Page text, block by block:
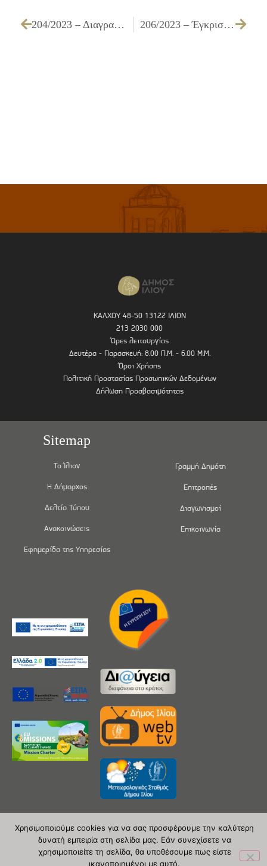
204/2023 – Διαγραφή ποσών από βεβαιωτικούς καταλόγους 206/2023 – Έγκριση του 1ου Ανακεφαλαιωτικού Πίνακα Εργασιών (Α.Π.Ε.) του έργου ΣΥΝΤΗΡΗΣΗ – ΕΠΕΚΤΑΣΗ – ΕΝΙΣΧΥΣΗ ΗΛΕΚΤΡΟΦΩΤΙΣΜΟΥ ΟΔΩΝ & ΚΟΙΝΟΧΡΗΣΤΩΝ ΧΩΡΩΝ ΕΡΓ. Η1/23
ΚΑΛΧΟΥ 48-50 13122 ΙΛΙΟΝ
213 2030 000
Ώρες λειτουργίας
Δευτέρα - Παρασκευή: 8.00 Π.Μ. - 6.00 Μ.Μ.
Όροι Χρήσης
Πολιτική Προστασίας Προσωπικών Δεδομένων
Δήλωση Προσβασιμότητας
Sitemap
Το Ίλιον
Η Δήμαρχος
Δελτία Τύπου
Ανακοινώσεις
Εφημερίδα της Υπηρεσίας
Γραμμή Δημότη
Επιτροπές
Διαγωνισμοί
Επικοινωνία
Copyright 2020 © Δήμος Ιλίου
Χρησιμοποιούμε cookies για να σας προσφέρουμε την καλύτερη
δυνατή εμπειρία στη σελίδα μας. Εάν συνεχίσετε να
χρησιμοποιείτε τη σελίδα, θα υποθέσουμε πως είστε
ικανοποιημένοι με αυτό.